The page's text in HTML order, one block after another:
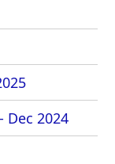
Dec 2024